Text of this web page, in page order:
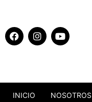
INICIO NOSOTROS